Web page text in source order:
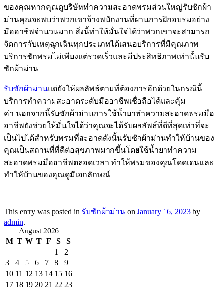
ของคุณหากคุณดูบริษัททำความสะอาดพรมส่วนใหญ่รับซักผ้า
ม่านคุณจะพบว่าพวกเขาจ้างพนักงานที่ผ่านการฝึกอบรมอย่าง
มืออาชีพจำนวนมาก สิ่งนี้ทำให้มั่นใจได้ว่าพวกเขาจะสามารถ
จัดการกับเหตุฉุกเฉินทุกประเภทได้เสนอบริการที่มีคุณภาพ
บริการซักพรมไม่เพียงแต่รวดเร็วและมีประสิทธิภาพเท่านั้นรับ
ซักผ้าม่าน
รับซักผ้าม่านแต่ยังให้ผลลัพธ์ตามที่ต้องการอีกด้วยในกรณีนี้
บริการทำความสะอาดระดับมืออาชีพเชื่อถือได้และคุ้ม
ค่า นอกจากนี้รับซักผ้าม่านการใช้น้ำยาทำความสะอาดพรมมือ
อาชีพยังช่วยให้มั่นใจได้ว่าคุณจะได้รับผลลัพธ์ที่ดีที่สุดเท่าที่จะ
เป็นไปได้สำหรับพรมที่สะอาดดังนั้นรับซักผ้าม่านทำให้บ้านของ
คุณเป็นสถานที่ที่ดีต่อสุขภาพมากขึ้นโดยใช้น้ำยาทำความ
สะอาดพรมมืออาชีพตลอดเวลา ทำให้พรมของคุณโดดเด่นและ
ทำให้บ้านของคุณดูมีเอกลักษณ์
This entry was posted in รับซักผ้าม่าน on January 16, 2023 by
admin.
August 2026
M T W T F S
S
1
2
3
4 5 6 7 8
9
10 11 12 13 14 15 16
17 18 19 20 21 22 23